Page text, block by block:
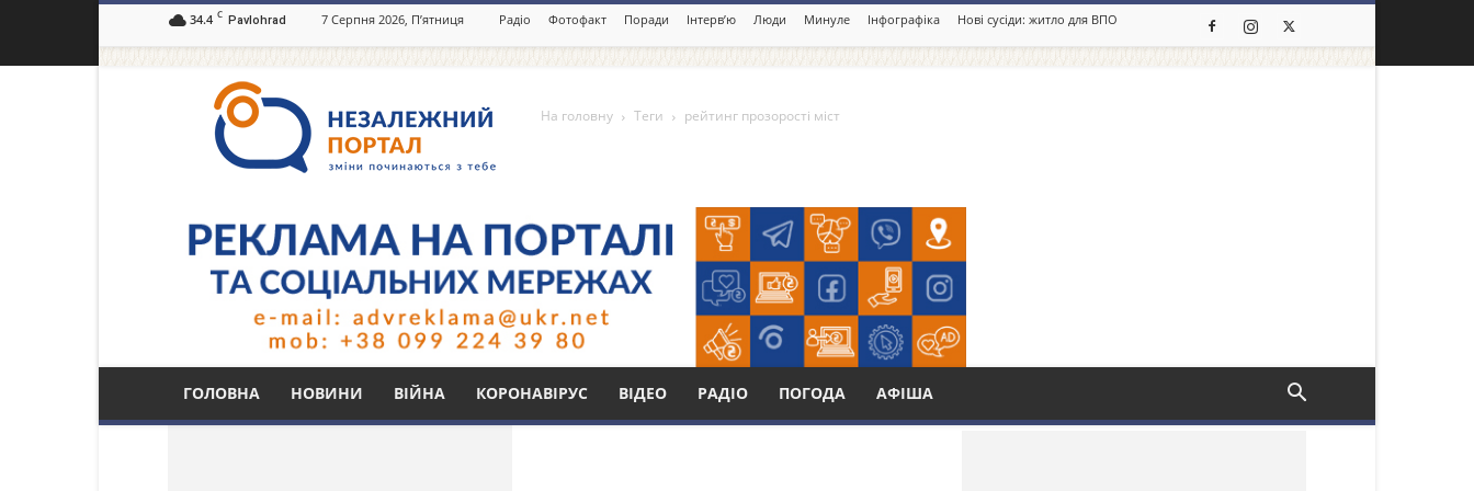
34.4 C Pavlohrad 7 Серпня 2026, П’ятниця Радіо Фотофакт Поради Інтерв’ю Люди Минуле Інфографіка Нові сусіди: житло для ВПО
портал
Павлоград.dp.ua
ГОЛОВНА НОВИНИ ВІЙНА КОРОНАВІРУС ВІДЕО РАДІО ПОГОДА АФІША
На головну Теги рейтинг прозорості міст
Тег: рейтинг прозорості міст